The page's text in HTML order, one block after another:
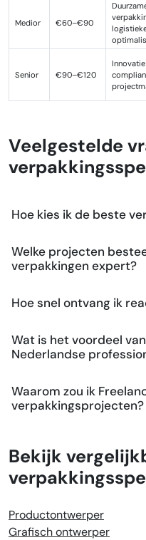
Medior €60–€90
Senior €90–€120
Veelgestelde
Hoe kies ik de beste
Welke projecten
verpakkingen expert?
Hoe snel ontvang ik
Wat is het voordeel
Nederlandse
Waarom zou ik
verpakkingsprojecten?
Bekijk
Productontwerper
Grafisch ontwerper